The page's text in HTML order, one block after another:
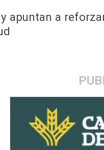
apuntan a